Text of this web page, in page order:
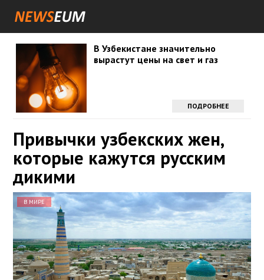
В Узбекистане значительно
вырастут цены на свет и газ
ПОДРОБНЕЕ
Привычки узбекских жен,
которые кажутся русским
дикими
В МИРЕ